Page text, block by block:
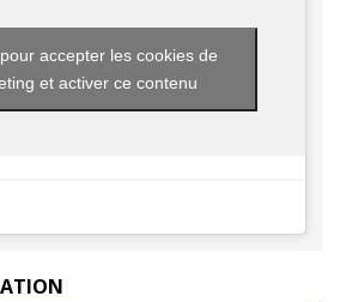
accepter les cookies de
et activer ce contenu